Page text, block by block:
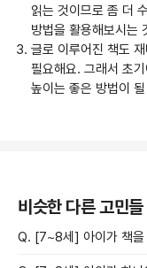
읽는 것이므로 좀 더
방법을 활용해보시는
글로 이루어진 책도
필요해요. 그래서 초
높이는 좋은 방법이
비슷한 다른 고민들
Q. [7~8세] 아이가 책을